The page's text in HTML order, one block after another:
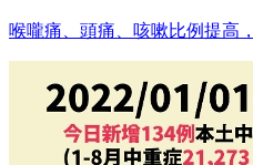
喉嚨痛、頭痛、咳嗽比例提高